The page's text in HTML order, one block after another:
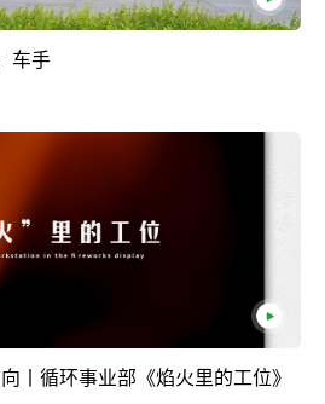
车手
丨循环事业部《焰火里的工位》